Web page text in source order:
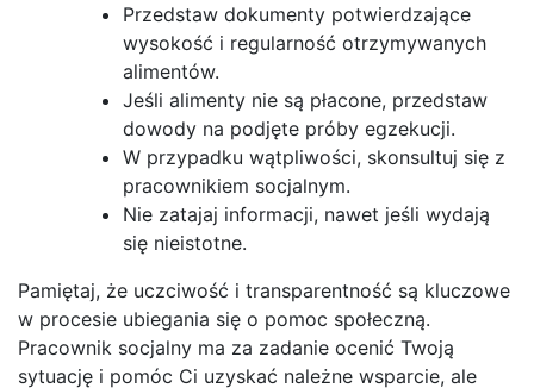
Przedstaw dokumenty potwierdzające
wysokość i regularność otrzymywanych
alimentów.
Jeśli alimenty nie są płacone, przedstaw
dowody na podjęte próby egzekucji.
W przypadku wątpliwości, skonsultuj się z
pracownikiem socjalnym.
Nie zatajaj informacji, nawet jeśli wydają
się nieistotne.
Pamiętaj, że uczciwość i transparentność są kluczowe
w procesie ubiegania się o pomoc społeczną.
Pracownik socjalny ma za zadanie ocenić Twoją
sytuację i pomóc Ci uzyskać należne wsparcie, ale